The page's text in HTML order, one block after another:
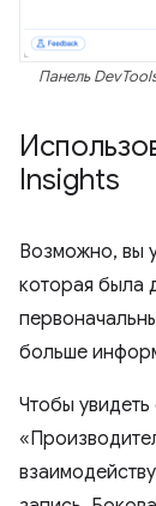
Панель
Insights
Возможно, вы
которая была
больше
Чтобы